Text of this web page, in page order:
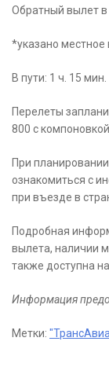
Обратный вылет
*указано
В пути: 1 ч. 15 мин.
Перелеты
800 c
При
ознакомиться с
при въезде в
Подробная
вылета, наличии
также доступна на
Информация
Метки: